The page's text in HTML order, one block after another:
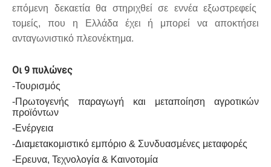
επόμενη δεκαετία θα στηριχθεί σε εννέα εξωστρεφείς
τομείς, που η Ελλάδα έχει ή μπορεί να αποκτήσει
ανταγωνιστικό πλεονέκτημα.
Οι 9 πυλώνες
-Τουρισμός
-Πρωτογενής παραγωγή και μεταποίηση αγροτικών
προϊόντων
-Ενέργεια
-Διαμετακομιστικό εμπόριο & Συνδυασμένες μεταφορές
-Ερευνα, Τεχνολογία & Καινοτομία